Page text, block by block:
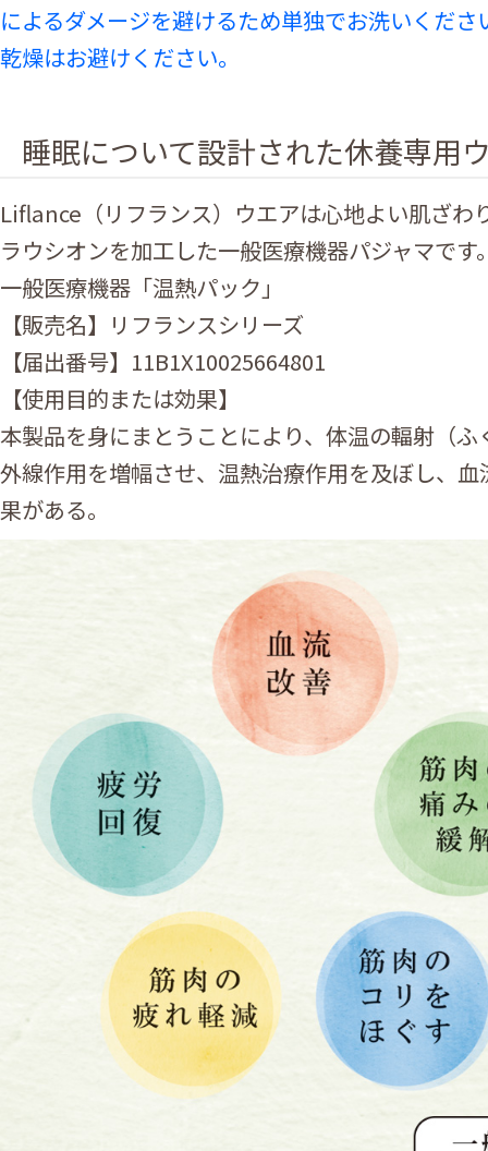
によるダメージを避けるため単独でお洗いくださ
乾燥はお避けください。
睡眠について設計された休養専用
Liflance（リフランス）ウエアは心地よい肌ざわ
ラウシオンを加工した一般医療機器パジャマです
一般医療機器「温熱パック」
【販売名】リフランスシリーズ
【届出番号】11B1X10025664801
【使用目的または効果】
本製品を身にまとうことにより、体温の輻射（
外線作用を増幅させ、温熱治療作用を及ぼし、
果がある。